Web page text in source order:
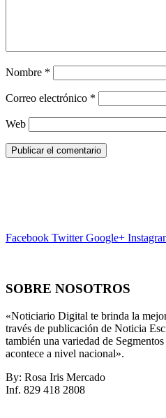
Nombre *
Correo electrónico *
Web
Facebook Twitter Google+
SOBRE NOSOTROS
«Noticiario Digital te brinda la
través de publicación de Noticia
también una variedad de
acontece a nivel nacional».
By: Rosa Iris Mercado
Inf. 829 418 2808